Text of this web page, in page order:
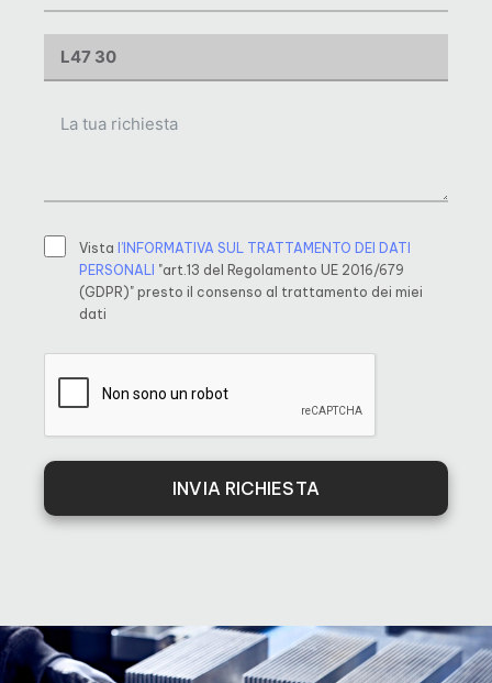
Vista l’INFORMATIVA SUL TRATTAMENTO DEI DATI
PERSONALI
"art.13 del Regolamento UE 2016/679
(GDPR)" presto il consenso al trattamento dei miei
dati
INVIA RICHIESTA